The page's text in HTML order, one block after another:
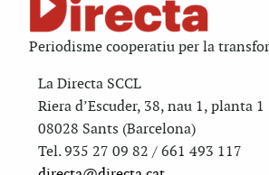
Periodisme cooperatiu per la
La Directa SCCL
Riera d’Escuder, 38, nau 1, planta 1
08028 Sants (Barcelona)
Tel. 935 27 09 82 / 661 493 117